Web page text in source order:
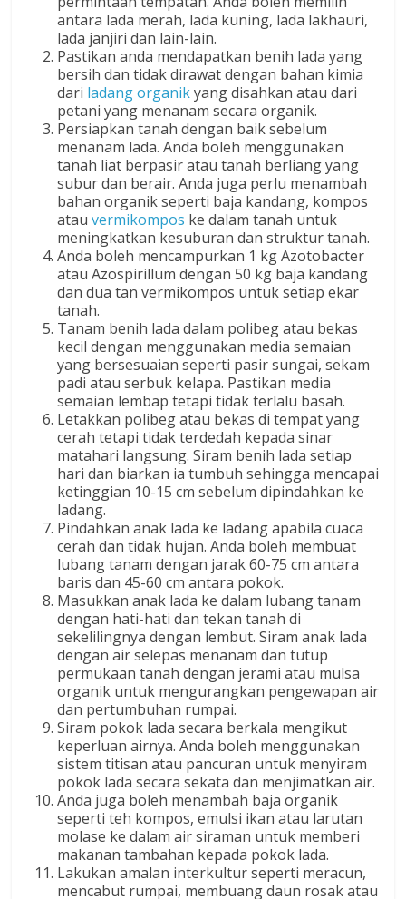
antara lada merah, lada kuning, lada lakhauri,
lada janjiri dan lain-lain.
Pastikan anda mendapatkan benih lada yang
bersih dan tidak dirawat dengan bahan kimia
dari ladang organikyang disahkan atau dari
petani yang menanam secara organik.
Persiapkan tanah dengan baik sebelum
menanam lada. Anda boleh menggunakan
tanah liat berpasir atau tanah berliang yang
subur dan berair. Anda juga perlu menambah
bahan organik seperti baja kandang, kompos
atauvermikompos ke dalam tanah untuk
meningkatkan kesuburan dan struktur tanah.
Anda boleh mencampurkan 1 kg Azotobacter
atau Azospirillum dengan 50 kg baja kandang
dan dua tan vermikompos untuk setiap ekar
tanah.
Tanam benih lada dalam polibeg atau bekas
kecil dengan menggunakan media semaian
yang bersesuaian seperti pasir sungai, sekam
padi atau serbuk kelapa. Pastikan media
semaian lembap tetapi tidak terlalu basah.
Letakkan polibeg atau bekas di tempat yang
cerah tetapi tidak terdedah kepada sinar
matahari langsung. Siram benih lada setiap
hari dan biarkan ia tumbuh sehingga mencapai
ketinggian 10-15 cm sebelum dipindahkan ke
ladang.
Pindahkan anak lada ke ladang apabila cuaca
cerah dan tidak hujan. Anda boleh membuat
lubang tanam dengan jarak 60-75 cm antara
baris dan 45-60 cm antara pokok.
Masukkan anak lada ke dalam lubang tanam
dengan hati-hati dan tekan tanah di
sekelilingnya dengan lembut. Siram anak lada
dengan air selepas menanam dan tutup
permukaan tanah dengan jerami atau mulsa
organik untuk mengurangkan pengewapan air
dan pertumbuhan rumpai.
Siram pokok lada secara berkala mengikut
keperluan airnya. Anda boleh menggunakan
sistem titisan atau pancuran untuk menyiram
pokok lada secara sekata dan menjimatkan air.
Anda juga boleh menambah baja organik
seperti teh kompos, emulsi ikan atau larutan
molase ke dalam air siraman untuk memberi
makanan tambahan kepada pokok lada.
Lakukan amalan interkultur seperti meracun,
mencabut rumpai, membuang daun rosak atau